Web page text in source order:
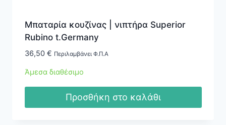
Μπαταρία κουζίνας | νιπτήρα Superior
Rubino t.Germany
36,50 € Περιλαμβάνει Φ.Π.Α
Άμεσα διαθέσιμο
Προσθήκη στο καλάθι